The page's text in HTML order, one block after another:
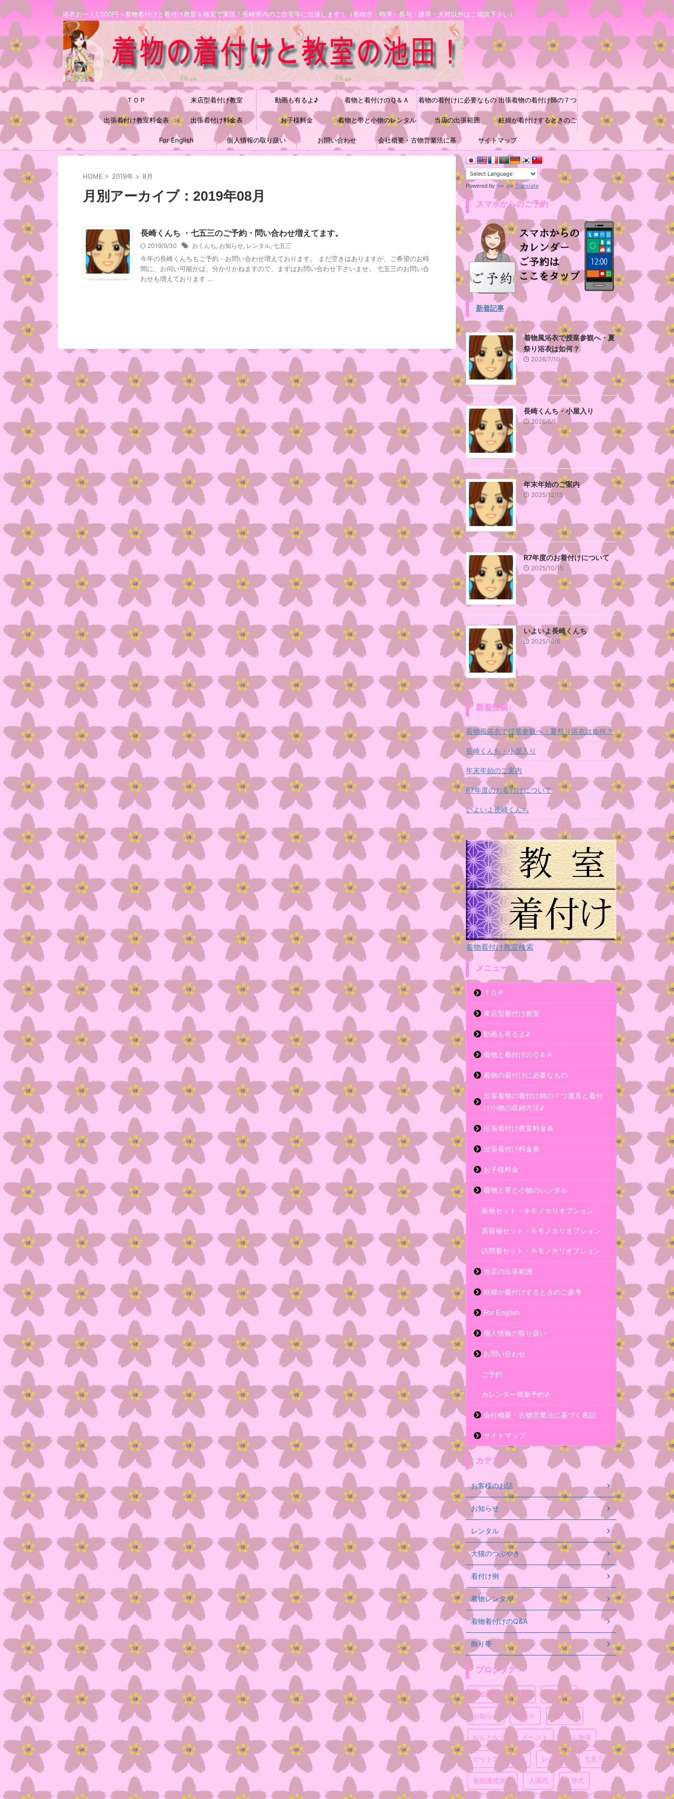
浴衣お一人1,000円～着物着付けと着付け教室を格安で実現！長崎県内のご自宅等に出張します！（長崎市・時津・長与・諫早・大村以外はご相談下さい）
ＴＯＰ 来店型着付け教室 動画も有るよ♪ 着物と着付けのＱ＆Ａ 着物の着付けに必要なもの 出張着物の着付け師の７つ
道具と着付け小物の収納方
法♪
出張着付け教室料金表 出張着付け料金表 お子様料金 着物と帯と小物のレンタル 当店の出張範囲 妊婦が着付けするときのご
参考
For English 個人情報の取り扱い お問い合わせ 会社概要・古物営業法に基 サイトマップ
HOME > 2019年 > 8月
月別アーカイブ：2019年08月
長崎くんち ・七五三のご予約・問い合わせ増えてます。
2019/9/30 おくんち, お知らせ, レンタル, 七五三
今年の長崎くんちもご予約・お問い合わせ増えております。 まだ空きはありますが、ご希望のお時
間に、お伺い可能かは、分かりかねますので、まずはお問い合わせ下さいませ。 七五三のお問い合
わせも増えております …
Powered by Translate
スマホからのご予約
新着記事
着物風浴衣で授業参観へ・夏
祭り浴衣は如何？
2026/7/10
長崎くんち・小屋入り
2026/6/1
年末年始のご案内
2025/12/15
R7年度のお着付けについて
2025/10/15
いよいよ長崎くんち
2025/10/6
新着投稿♪
着物風浴衣で授業参観へ・夏祭り浴衣は如何？
長崎くんち・小屋入り
年末年始のご案内
R7年度のお着付けについて
いよいよ長崎くんち
着物着付け教室検索
メニュー
ＴＯＰ
来店型着付け教室
動画も有るよ♪
着物と着付けのＱ＆Ａ
着物の着付けに必要なもの
出張着物の着付け師の７つ道具と着付
け小物の収納方法♪
出張着付け教室料金表
出張着付け料金表
お子様料金
着物と帯と小物のレンタル
振袖セット・キモノカリオプション
黒留袖セット・キモノカリオプション
訪問着セット・キモノカリオプション
当店の出張範囲
妊婦が着付けするときのご参考
For English
個人情報の取り扱い
お問い合わせ
ご予約
カレンダー簡単予約♪
会社概要・古物営業法に基づく表記
サイトマップ
カテゴリ
お客様のお話
お知らせ
レンタル
大猫のつぶやき
着付け例
着物レンタル
着物着付けのQ&A
飾り帯
ブログタグ
BTC決済 NEM お宮参り
お知らせ お祭り つけ下げ
なんとなく イベント ネム決済
ビットコイン決済 レンタル 七五三
仮想通貨決済 入園式 入学式